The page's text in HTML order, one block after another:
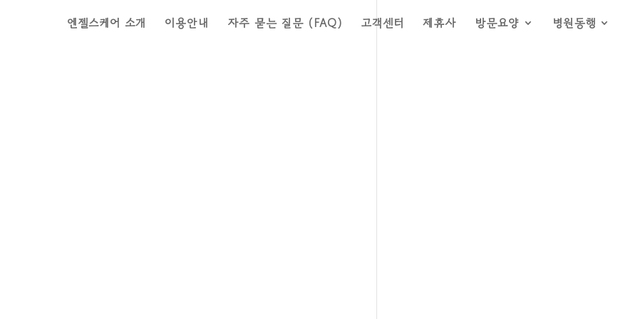
엔젤스케어 소개 이용안내 자주 묻는 질문 (FAQ) 고객센터 제휴사 방문요양 병원동행